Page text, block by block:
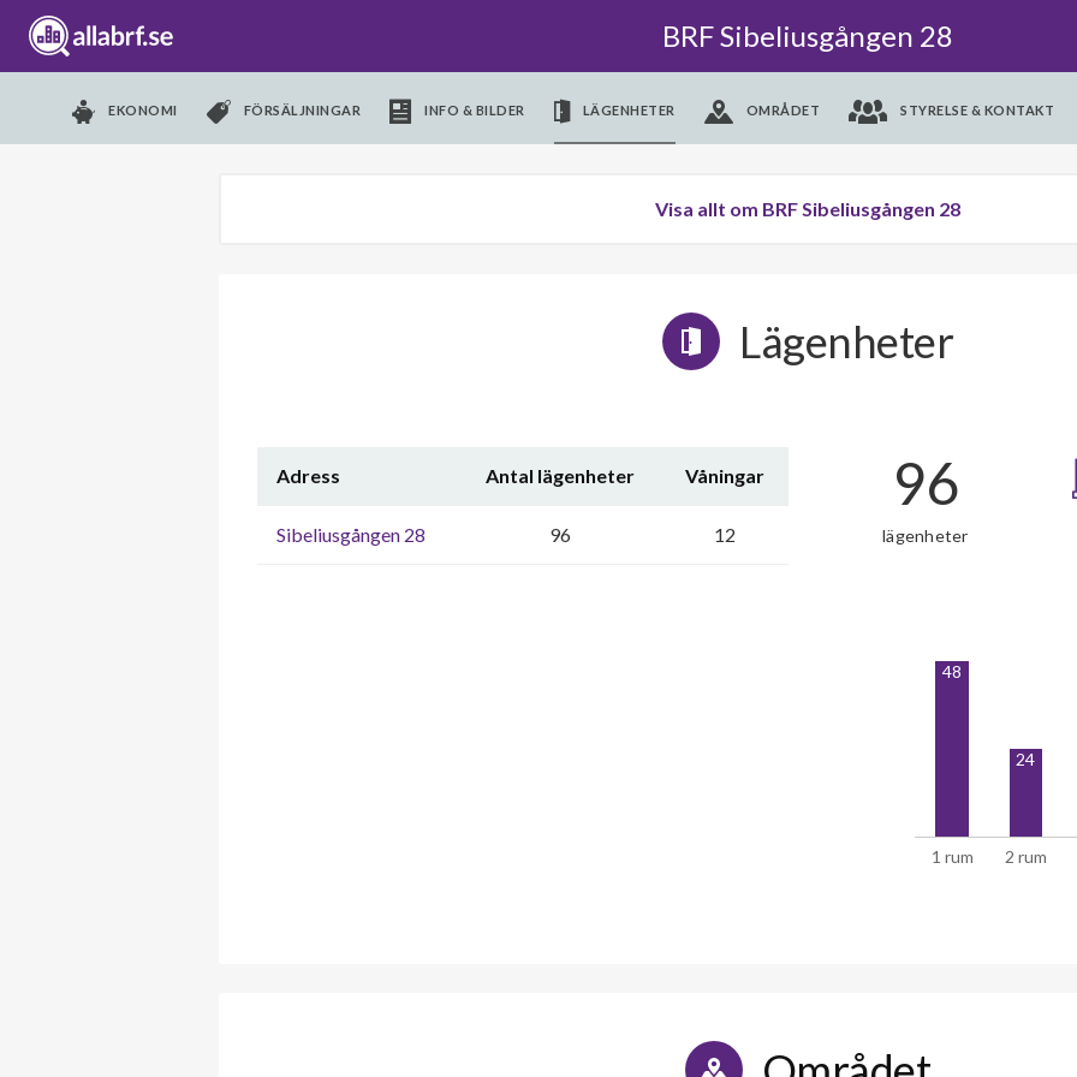
BRF Sibeliusgången 28
EKONOMI FÖRSÄLJNINGAR INFO & BILDER LÄGENHETER OMRÅDET STYRELSE & KONTAKT
Visa allt om BRF Sibeliusgången 28
Lägenheter
Adress Antal lägenheter Våningar
Sibeliusgången 28 96 12
96
lägenheter
1 rum 2 rum
48
24